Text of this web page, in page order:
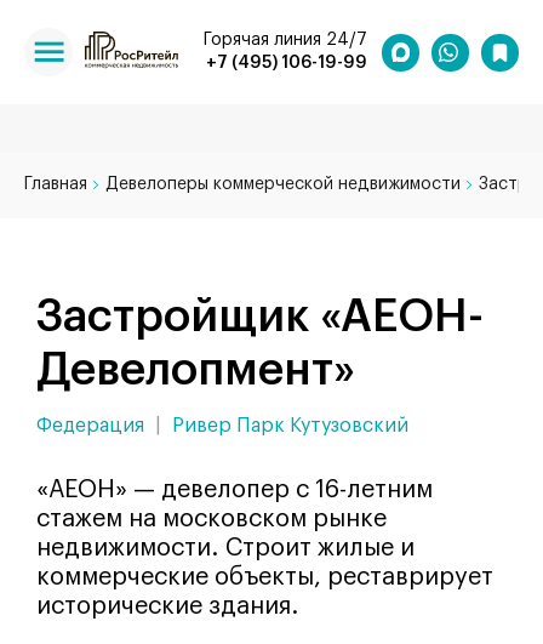
+7 (495) 106-19-99
Горячая линия 24/7
Главная Девелоперы коммерческой недвижимости
Застройщик «АЕОН-
Девелопмент»
Федерация Ривер Парк Кутузовский
«АЕОН» — девелопер с 16-летним
стажем на московском рынке
недвижимости. Строит жилые и
коммерческие объекты, реставрирует
исторические здания.